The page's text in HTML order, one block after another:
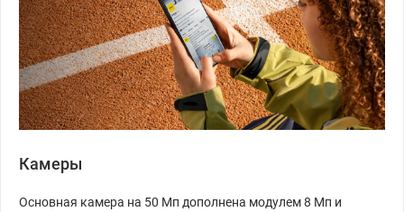
Камеры
Основная камера на 50 Мп дополнена модулем 8 Мп и